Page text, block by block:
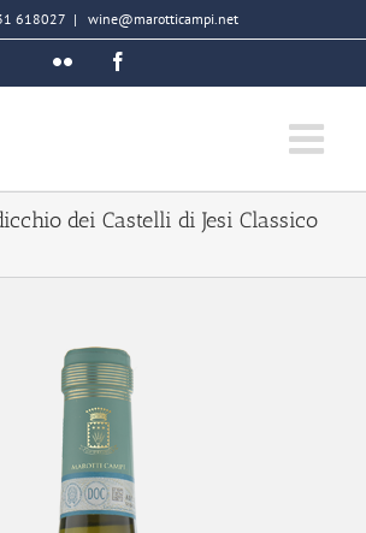
618027 | wine@marotticampi.net
Flickr
dei Castelli di Jesi Classico